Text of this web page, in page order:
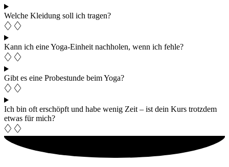
Welche Kleidung soll ich tragen?
Kann ich eine Yoga-Einheit nachholen, wenn ich fehle?
Gibt es eine Probestunde beim Yoga?
Ich bin oft erschöpft und habe wenig Zeit – ist dein Kurs trotzdem
etwas für mich?